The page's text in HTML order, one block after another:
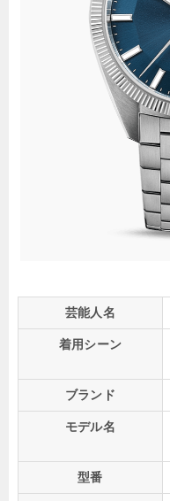
芸能人名
着用シーン
ブランド
モデル名
型番